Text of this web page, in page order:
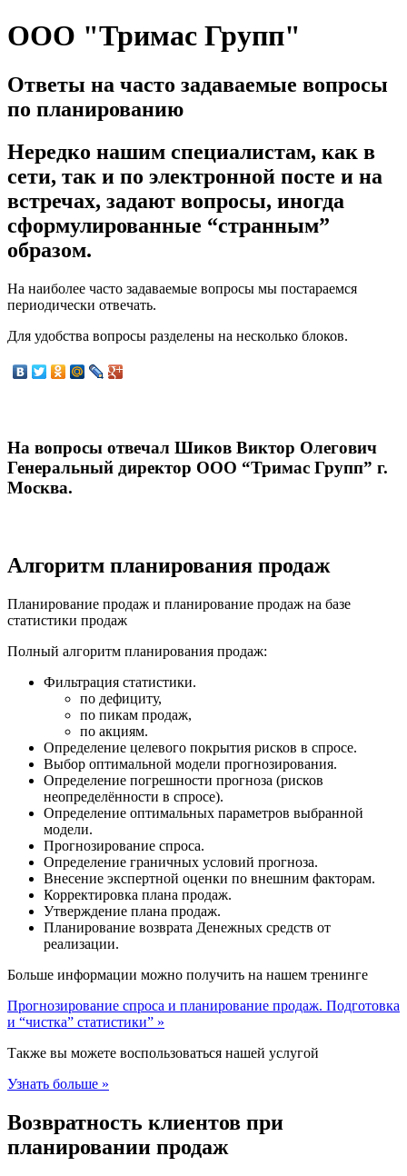
ООО "Тримас Групп"
Ответы на часто задаваемые вопросы
по планированию
Нередко нашим специалистам, как в
сети, так и по электронной посте и на
встречах, задают вопросы, иногда
сформулированные “странным”
образом.
На наиболее часто задаваемые вопросы мы постараемся
периодически отвечать.
Для удобства вопросы разделены на несколько блоков.
На вопросы отвечал Шиков Виктор Олегович
Генеральный директор ООО “Тримас Групп” г.
Москва.
Алгоритм планирования продаж
Планирование продаж и планирование продаж на базе
статистики продаж
Полный алгоритм планирования продаж:
Фильтрация статистики.
по дефициту,
по пикам продаж,
по акциям.
Определение целевого покрытия рисков в спросе.
Выбор оптимальной модели прогнозирования.
Определение погрешности прогноза (рисков
неопределённости в спросе).
Определение оптимальных параметров выбранной
модели.
Прогнозирование спроса.
Определение граничных условий прогноза.
Внесение экспертной оценки по внешним факторам.
Корректировка плана продаж.
Утверждение плана продаж.
Планирование возврата Денежных средств от
реализации.
Больше информации можно получить на нашем тренинге
Прогнозирование спроса и планирование продаж. Подготовка
и “чистка” статистики” »
Также вы можете воспользоваться нашей услугой
Узнать больше »
Возвратность клиентов при
планировании продаж